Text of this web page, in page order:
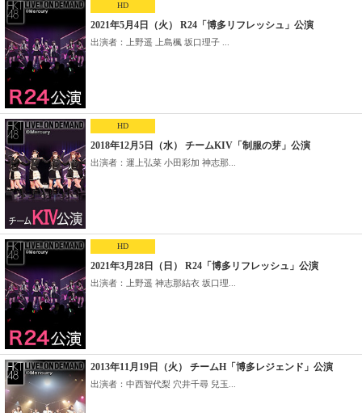
HD
2021年5月4日（火） R24「博多リフレッシュ」公演
出演者：上野遥 上島楓 坂口理子 ...
HD
2018年12月5日（水） チームKIV「制服の芽」公演
出演者：運上弘菜 小田彩加 神志那...
HD
2021年3月28日（日） R24「博多リフレッシュ」公演
出演者：上野遥 神志那結衣 坂口理...
2013年11月19日（火） チームH「博多レジェンド」公演
出演者：中西智代梨 穴井千尋 兒玉...